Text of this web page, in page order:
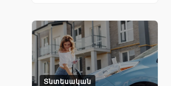
շնորհիվ
Տնտեսական